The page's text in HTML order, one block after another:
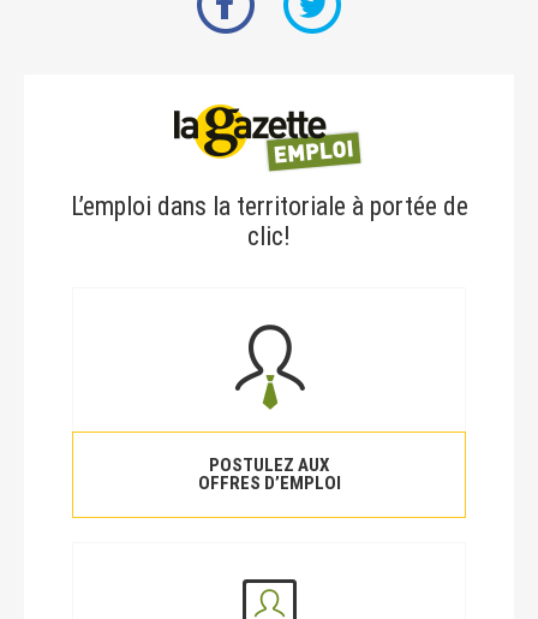
L’emploi dans la territoriale à portée de
clic!
POSTULEZ AUX
OFFRES D’EMPLOI